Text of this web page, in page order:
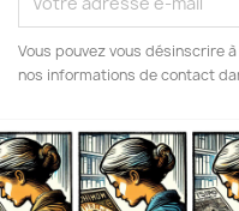
Vous pouvez vous désinscrire
nos informations de contact